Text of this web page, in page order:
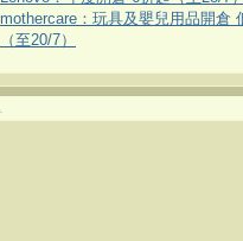
mothercare：玩具及嬰兒用品開倉
（至20/7）